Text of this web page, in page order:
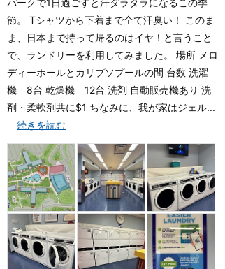
パークで1日過ごすと汗ダラダラになるこの季
節。 Tシャツから下着まで全て汗臭い！ このま
ま、日本まで持って帰るのはイヤ！と言うこと
で、ランドリーを利用してみました。 場所 メロ
ディーホールとカリプソプールの間 台数 洗濯
機 8台 乾燥機 12台 洗剤 自動販売機あり 洗
剤・柔軟剤共に$1 ちなみに、我が家はジェル...
続きを読む